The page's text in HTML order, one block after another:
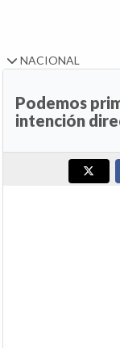
NACIONAL
Podemos
intención